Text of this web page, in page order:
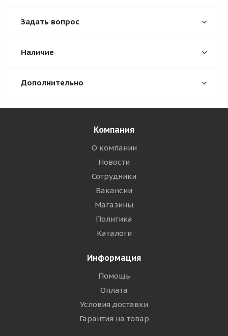
Задать вопрос
Наличие
Дополнительно
Компания
О компании
Новости
Сотрудники
Вакансии
Магазины
Политика
Каталоги
Информация
Помощь
Оплата
Условия доставки
Гарантия на товар